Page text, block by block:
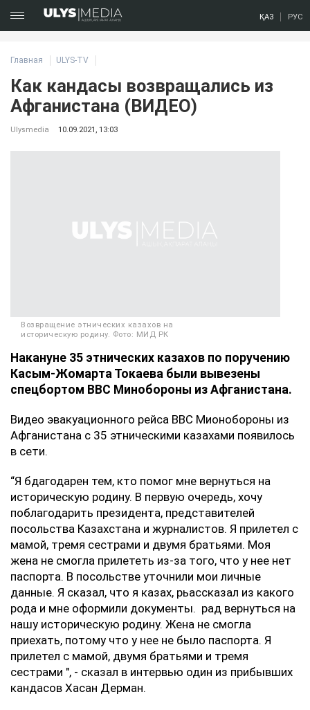
ҚАЗ РУС
Главная ULYS-TV
Как кандасы возвращались из
Афганистана (ВИДЕО)
Ulysmedia 10.09.2021, 13:03
Возвращение этнических казахов на
историческую родину. Фото: МИД РК
Накануне 35 этнических казахов по поручению
Касым-Жомарта Токаева были вывезены
спецбортом ВВС Минобороны из Афганистана.
Видео эвакуационного рейса ВВС Мионобороны из
Афганистана с 35 этническими казахами появилось
в сети.
“Я бдагодарен тем, кто помог мне вернуться на
историческую родину. В первую очередь, хочу
поблагодарить президента, представителей
посольства Казахстана и журналистов. Я прилетел с
мамой, тремя сестрами и двумя братьями. Моя
жена не смогла прилететь из-за того, что у нее нет
паспорта. В посольстве уточнили мои личные
данные. Я сказал, что я казах, рьассказал из какого
рода и мне оформили документы. рад вернуться на
нашу историческую родину. Жена не смогла
приехать, потому что у нее не было паспорта. Я
прилетел с мамой, двумя братьями и тремя
сестрами ", - сказал в интервью один из прибывших
кандасов Хасан Дерман.